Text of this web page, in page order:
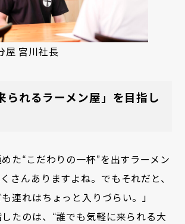
屋 宮川社長
られるラーメン屋」を目指し
めた“こだわりの一杯”を出すラーメン
さんありますよね。でもそれだと、
連れはちょっと入りづらい。」
たのは、“誰でも気軽に来られる大